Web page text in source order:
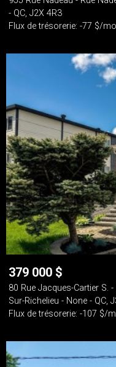
- QC, J2X 4R3
Flux de trésorerie: -77 $/
379 000 $
80 Rue Jacques-Cartier S.
Sur-Richelieu - None - QC,
Flux de trésorerie: -107 $/